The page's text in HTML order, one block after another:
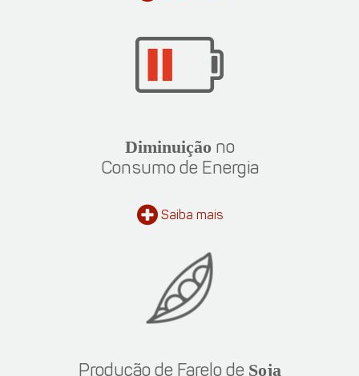
Diminuição no
Consumo de Energia
Saiba mais
Produção de Farelo de Soja